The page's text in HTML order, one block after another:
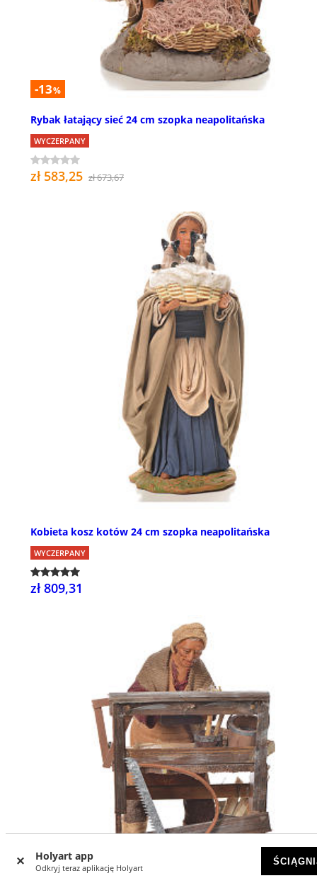
Holyart app
Odkryj teraz aplikację Holyart
-13%
Rybak łatający sieć 24 cm szopka neapolitańska
WYCZERPANY
zł 583,25 zł 673,67
Kobieta kosz kotów 24 cm szopka neapolitańska
WYCZERPANY
zł 809,31